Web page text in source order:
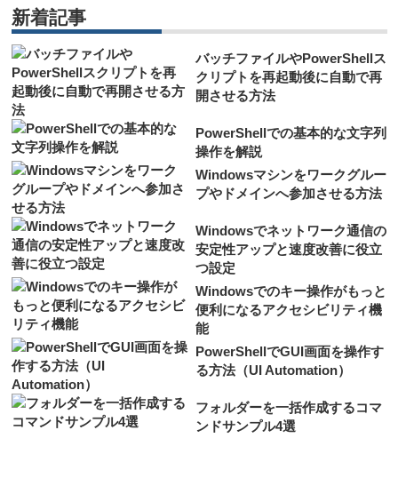
新着記事
バッチファイルやPowerShellス
クリプトを再起動後に自動で再
開させる方法
PowerShellでの基本的な文字列
操作を解説
Windowsマシンをワークグルー
プやドメインへ参加させる方法
Windowsでネットワーク通信の
安定性アップと速度改善に役立
つ設定
Windowsでのキー操作がもっと
便利になるアクセシビリティ機
能
PowerShellでGUI画面を操作す
る方法（UI Automation）
フォルダーを一括作成するコマ
ンドサンプル4選